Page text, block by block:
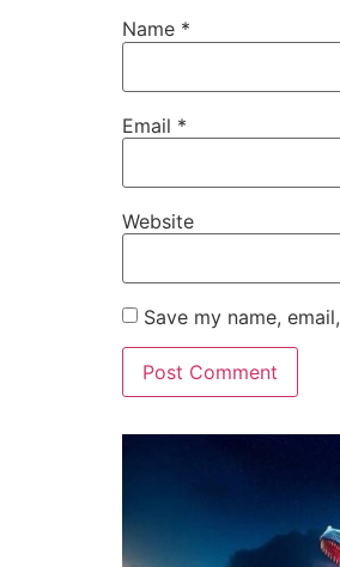
Name *
Email *
Website
Save my name,